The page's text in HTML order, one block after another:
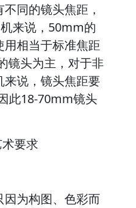
同的镜头焦距，
来说，50mm的
相当于标准焦距
镜头为主，对于非
说，镜头焦距要
此18-70mm镜头
要求
为构图、色彩而